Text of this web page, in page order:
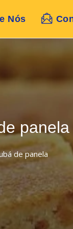
Nós
panela
de panela